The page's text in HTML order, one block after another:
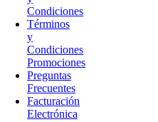
Condiciones
Términos
y
Condiciones
Promociones
Preguntas
Frecuentes
Facturación
Electrónica